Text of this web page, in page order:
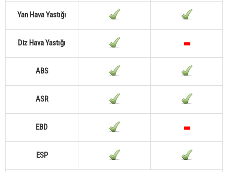
Yan Hava Yastığı
Diz Hava Yastığı
ABS
ASR
EBD
ESP